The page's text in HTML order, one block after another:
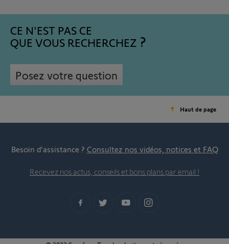
CE N'EST PAS CE
QUE VOUS RECHERCHEZ
Posez votre question
Haut de page
Besoin d’assistance ? Consultez nos vidéos, notices et FAQ
Recevez nos actus, conseils et bons plans par email !